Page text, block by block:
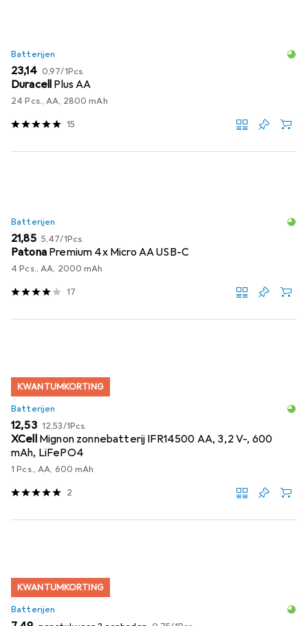
Batterijen
EUR
23,14 EUR
0,97/1Pcs.
Duracell Plus AA
24 Pcs., AA, 2800 mAh
15
Batterijen
EUR
21,85 EUR
5,47/1Pcs.
Patona Premium 4x Micro AA USB-C
4 Pcs., AA, 2000 mAh
17
KWANTUMKORTING
Batterijen
EUR
12,53 EUR
12,53/1Pcs.
XCell Mignon zonnebatterij IFR14500 AA, 3,2 V-, 600
mAh, LiFePO4
1 Pcs., AA, 600 mAh
2
KWANTUMKORTING
Batterijen
EUR